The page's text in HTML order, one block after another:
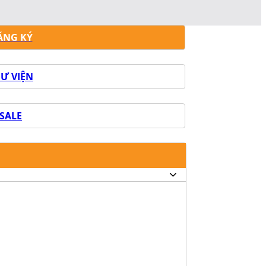
KÝ
VIỆN
SALE